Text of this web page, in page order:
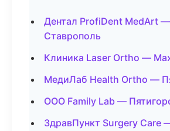
Дентал ProfiDent MedArt —
Ставрополь
Клиника Laser Ortho —
МедиЛаб Health Ortho —
ООО Family Lab —
ЗдравПункт Surgery Care